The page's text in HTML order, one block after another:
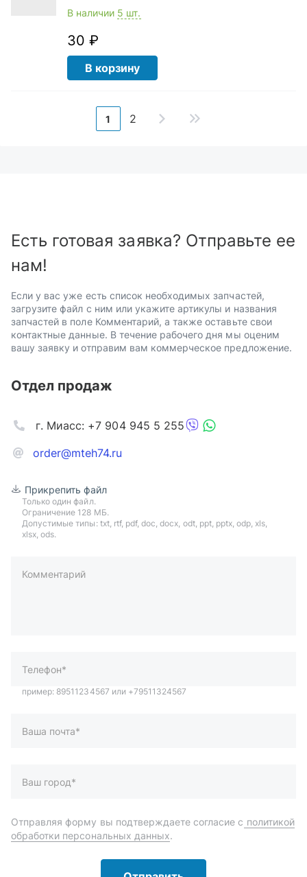
В наличии 5 шт.
30 ₽
В корзину
1 2
Есть готовая заявка? Отправьте ее
нам!
Если у вас уже есть список необходимых запчастей,
загрузите файл с ним или укажите артикулы и названия
запчастей в поле Комментарий, а также оставьте свои
контактные данные. В течение рабочего дня мы оценим
вашу заявку и отправим вам коммерческое предложение.
Отдел продаж
order@mteh74.ru
г. Миасс: +7 904 945 5 255
Прикрепить файл
Только один файл.
Ограничение 128 МБ.
Допустимые типы: txt, rtf, pdf, doc, docx, odt, ppt, pptx, odp, xls,
xlsx, ods.
Комментарий
пример: 89511234567 или +79511324567
Отправить
Автозапчасти и комплектующие